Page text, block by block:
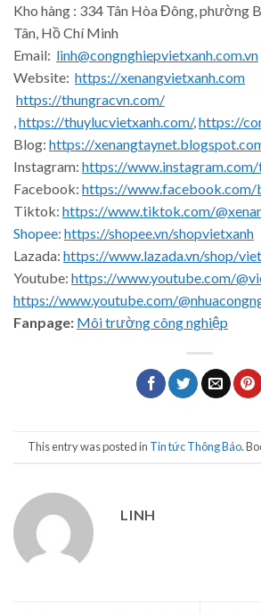
Kho hàng : 334 Tân Hòa Đông, phường
Tân, Hồ Chí Minh
Email: linh@congnghiepvietxanh.com.vn
Website: https://xenangvietxanh.com
https://thungracvn.com/
https://thuylucvietxanh.com/, https://
Blog: https://
Instagram: https://
Facebook: https://www.facebook.com/
Tiktok: https://www.tiktok.com/
Shopee: https://shopee.vn/shopvietxanh
Lazada: https://www.lazada.vn/shop/
Youtube: https://www.youtube.com/
https://www.youtube.com/
Fanpage: Môi trường công nghiệp
This entry was posted in Tin tức Thông Báo.
LINH